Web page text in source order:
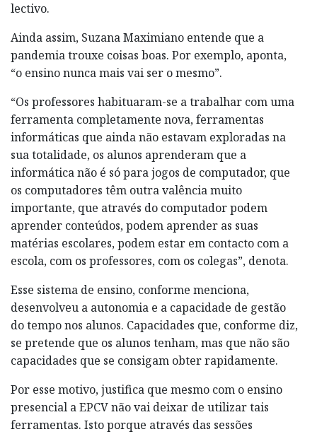
lectivo.
Ainda assim, Suzana Maximiano entende que a
pandemia trouxe coisas boas. Por exemplo, aponta,
“o ensino nunca mais vai ser o mesmo”.
“Os professores habituaram-se a trabalhar com uma
ferramenta completamente nova, ferramentas
informáticas que ainda não estavam exploradas na
sua totalidade, os alunos aprenderam que a
informática não é só para jogos de computador, que
os computadores têm outra valência muito
importante, que através do computador podem
aprender conteúdos, podem aprender as suas
matérias escolares, podem estar em contacto com a
escola, com os professores, com os colegas”, denota.
Esse sistema de ensino, conforme menciona,
desenvolveu a autonomia e a capacidade de gestão
do tempo nos alunos. Capacidades que, conforme diz,
se pretende que os alunos tenham, mas que não são
capacidades que se consigam obter rapidamente.
Por esse motivo, justifica que mesmo com o ensino
presencial a EPCV não vai deixar de utilizar tais
ferramentas. Isto porque através das sessões